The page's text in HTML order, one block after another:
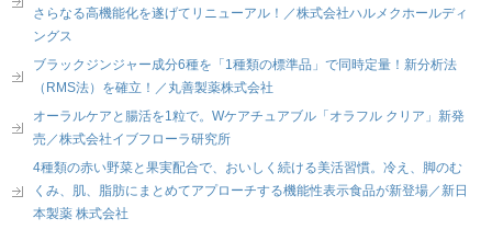
さらなる高機能化を遂げてリニューアル！／株式会社ハルメクホールディ
ングス
ブラックジンジャー成分6種を「1種類の標準品」で同時定量！新分析法
（RMS法）を確立！／丸善製薬株式会社
オーラルケアと腸活を1粒で。Wケアチュアブル「オラフル クリア」新発
売／株式会社イブフローラ研究所
4種類の赤い野菜と果実配合で、おいしく続ける美活習慣。冷え、脚のむ
くみ、肌、脂肪にまとめてアプローチする機能性表示食品が新登場／新日
本製薬 株式会社